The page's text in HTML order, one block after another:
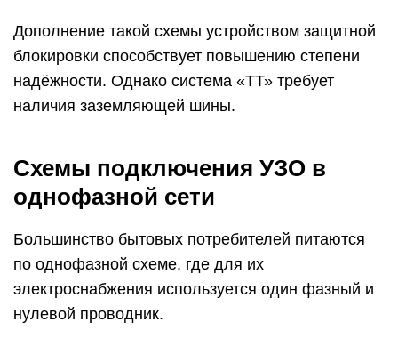
Дополнение такой схемы устройством защитной
блокировки способствует повышению степени
надёжности. Однако система «ТТ» требует
наличия заземляющей шины.
Схемы подключения УЗО в
однофазной сети
Большинство бытовых потребителей питаются
по однофазной схеме, где для их
электроснабжения используется один фазный и
нулевой проводник.